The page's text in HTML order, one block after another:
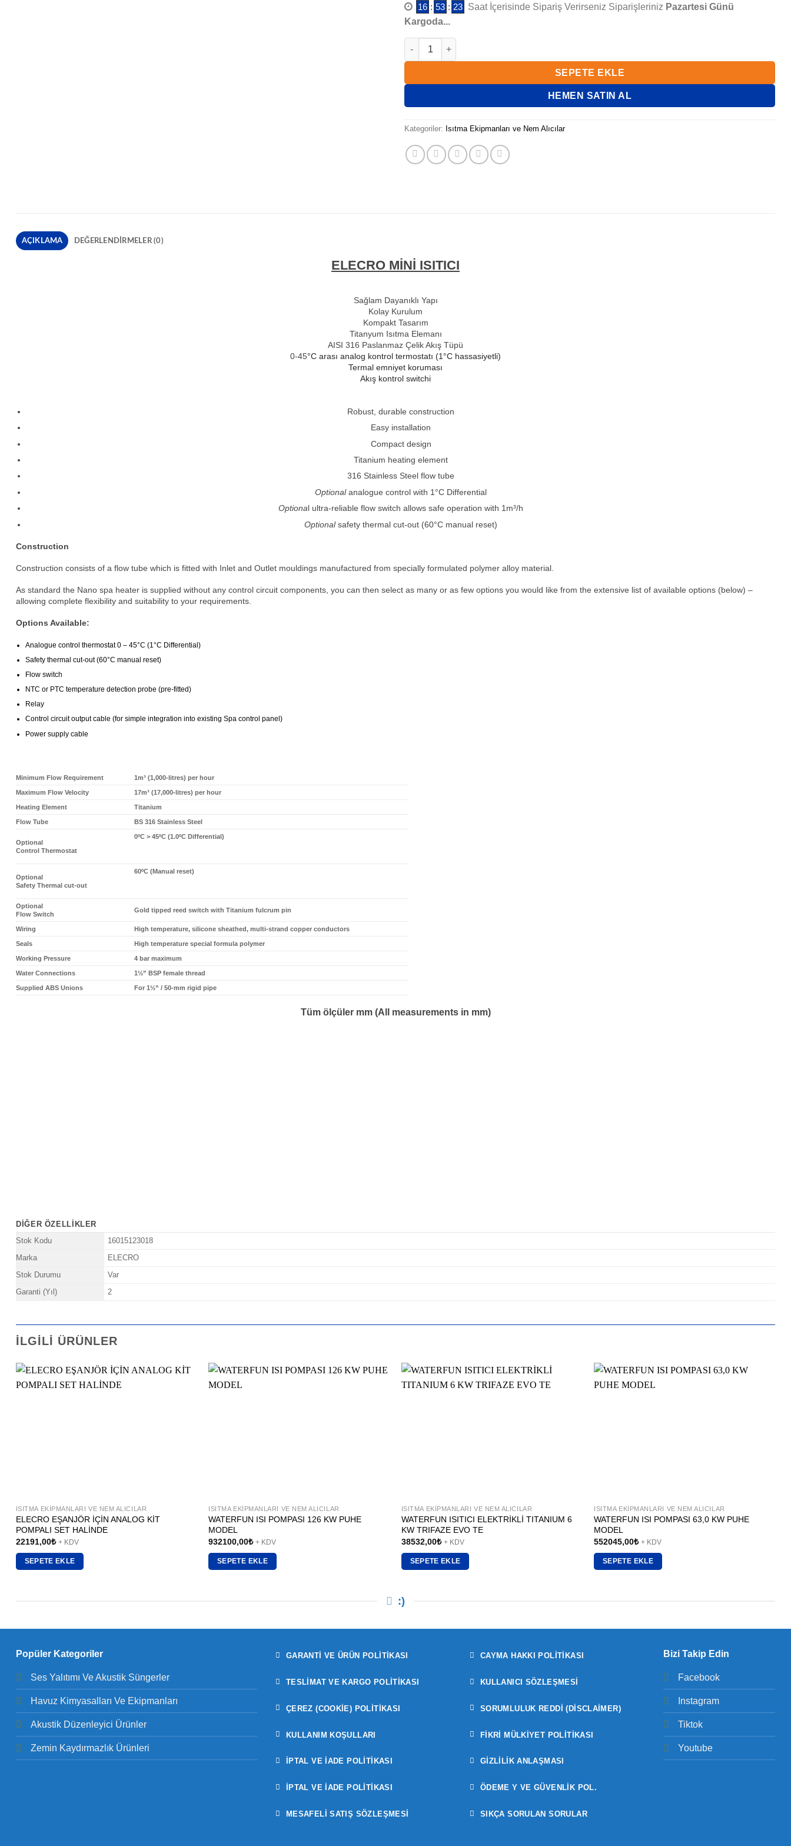
16 : 53 : 22 Saat İçerisinde Sipariş Verirseniz Siparişleriniz Pazartesi Günü
Kargoda...
ELECRO ISITICI SPA 2 KW TITANIUM adet
SEPETE EKLE
HEMEN SATIN AL
Kategoriler: Isıtma Ekipmanları ve Nem Alıcılar
AÇIKLAMA DEĞERLENDIRMELER (0)
ELECRO MİNİ ISITICI
Sağlam Dayanıklı Yapı
Kolay Kurulum
Kompakt Tasarım
Titanyum Isıtma Elemanı
AISI 316 Paslanmaz Çelik Akış Tüpü
0-45°C arası analog kontrol termostatı (1 °C hassasiyetli)
Termal emniyet koruması
Akış kontrol switchi
Robust, durable construction
Easy installation
Compact design
Titanium heating element
316 Stainless Steel flow tube
Optionalanalogue control with 1°C Differential
Optional ultra-reliable flow switch allows safe operation with 1m³/h
Optionalsafety thermal cut-out (60°C manual reset)
Construction
Construction consists of a flow tube which is fitted with Inlet and Outlet mouldings manufactured from specially formulated polymer alloy material.
As standard the Nano spa heater is supplied without any control circuit components, you can then select as many or as few options you would like from the extensive list of available options (below) –
allowing complete flexibility and suitability to your requirements.
Options Available:
Analogue control thermostat 0 – 45°C (1°C Differential)
Safety thermal cut-out (60°C manual reset)
Flow switch
NTC or PTC temperature detection probe (pre-fitted)
Relay
Control circuit output cable (for simple integration into existing Spa control panel)
Power supply cable
Minimum Flow Requirement 1m³ (1,000-litres) per hour
Maximum Flow Velocity 17m³ (17,000-litres) per hour
Heating Element Titanium
Flow Tube BS 316 Stainless Steel
Optional
Control Thermostat
0ºC > 45ºC (1.0ºC Differential)
Optional
Safety Thermal cut-out
60ºC (Manual reset)
Optional
Flow Switch
Gold tipped reed switch with Titanium fulcrum pin
Wiring High temperature, silicone sheathed, multi-strand copper conductors
Seals High temperature special formula polymer
Working Pressure 4 bar maximum
Water Connections 1½” BSP female thread
Supplied ABS Unions For 1½” / 50-mm rigid pipe
Tüm ölçüler mm (All measurements in mm)
DIĞER ÖZELLIKLER
Stok Kodu
16015123018
Marka ELECRO
Stok Durumu Var
Garanti (Yıl) 2
İLGILI ÜRÜNLER
ISITMA EKIPMANLARI VE NEM ALICILAR
ELECRO EŞANJÖR İÇİN ANALOG KİT
POMPALI SET HALİNDE
22191,00₺ + KDV
SEPETE EKLE
ISITMA EKIPMANLARI VE NEM ALICILAR
WATERFUN ISI POMPASI 126 KW PUHE
MODEL
932100,00₺ + KDV
SEPETE EKLE
ISITMA EKIPMANLARI VE NEM ALICILAR
WATERFUN ISITICI ELEKTRİKLİ TITANIUM 6
KW TRIFAZE EVO TE
38532,00₺ + KDV
SEPETE EKLE
ISITMA EKIPMANLARI VE NEM ALICILAR
WATERFUN ISI POMPASI 63,0 KW PUHE
MODEL
552045,00₺ + KDV
SEPETE EKLE
:)
Popüler Kategoriler
Ses Yalıtımı Ve Akustik Süngerler
Havuz Kimyasalları Ve Ekipmanları
Akustik Düzenleyici Ürünler
Zemin Kaydırmazlık Ürünleri
GARANTI VE ÜRÜN POLITIKASI
TESLIMAT VE KARGO POLITIKASI
ÇEREZ (COOKIE) POLITIKASI
KULLANIM KOŞULLARI
İPTAL VE İADE POLITIKASI
İPTAL VE İADE POLITIKASI
MESAFELİ SATIŞ SÖZLEŞMESİ
CAYMA HAKKI POLITIKASI
KULLANICI SÖZLEŞMESI
SORUMLULUK REDDI (DISCLAIMER)
FIKRI MÜLKIYET POLITIKASI
GIZLILIK ANLAŞMASI
ÖDEME Y VE GÜVENLIK POL.
SIKÇA SORULAN SORULAR
Bizi Takip Edin
Facebook
Instagram
Tiktok
Youtube